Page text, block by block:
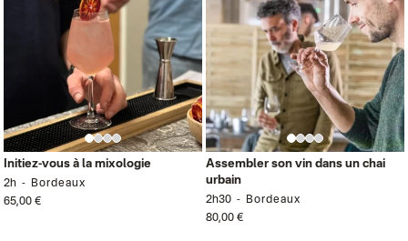
Initiez-vous à la mixologie
2h
Bordeaux
65,00 €
Assembler son vin dans un chai
urbain
2h30
Bordeaux
80,00 €